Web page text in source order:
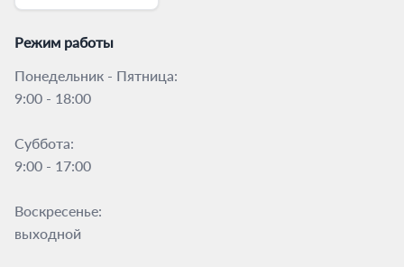
Режим работы
Понедельник - Пятница:
9:00 - 18:00
Суббота:
9:00 - 17:00
Воскресенье:
выходной